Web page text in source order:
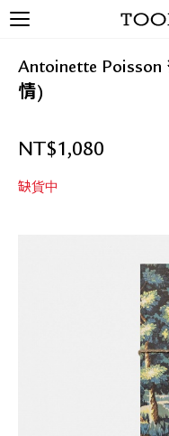
Antoinette
情)
NT$1,080
缺貨中
EXCLUSIVES
經銷代理商
關於退換貨